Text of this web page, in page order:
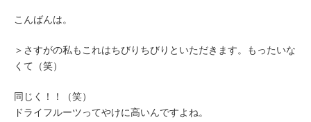
こんばんは。
＞さすがの私もこれはちびりちびりといただきます。もったいな
くて（笑）
同じく！！（笑）
ドライフルーツってやけに高いんですよね。